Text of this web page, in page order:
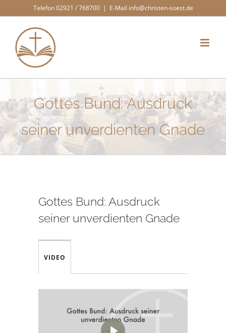
springen
Telefon 02921 / 768700 | E-Mail info@christen-soest.de
Gottes Bund: Ausdruck
seiner unverdienten Gnade
Gottes Bund: Ausdruck
seiner unverdienten Gnade
VIDEO